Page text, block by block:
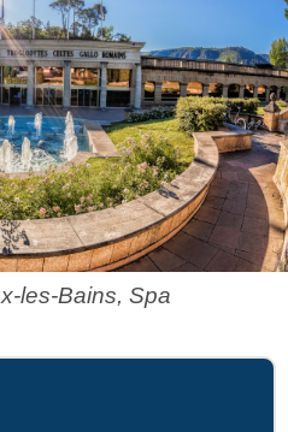
les-Bains, Spa